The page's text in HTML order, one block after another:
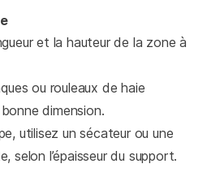
et la hauteur de la zone à
ou rouleaux de haie
dimension.
utilisez un sécateur ou une
selon l’épaisseur du support.